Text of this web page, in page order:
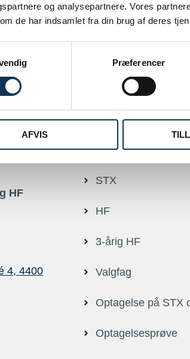
og analysepartnere. Vores
de har indsamlet fra din brug af deres
Præferencer
AFVIS
HF
4, 4400
Er du ny elev?
STX
HF
3-årig HF
Valgfag
Optagelse på STX
Optagelsesprøve